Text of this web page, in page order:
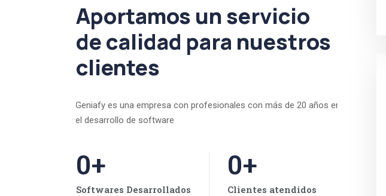
Aportamos un servicio
de calidad para nuestros
clientes
Geniafy es una empresa con profesionales con más de 20 años en
el desarrollo de software
Softwares Desarrollados
0+
Clientes atendidos
0+